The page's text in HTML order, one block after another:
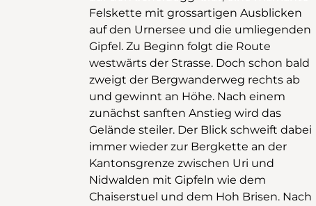
Felskette mit grossartigen Ausblicken
auf den Urnersee und die umliegenden
Gipfel. Zu Beginn folgt die Route
westwärts der Strasse. Doch schon bald
zweigt der Bergwanderweg rechts ab
und gewinnt an Höhe. Nach einem
zunächst sanften Anstieg wird das
Gelände steiler. Der Blick schweift dabei
immer wieder zur Bergkette an der
Kantonsgrenze zwischen Uri und
Nidwalden mit Gipfeln wie dem
Chaiserstuel und dem Hoh Brisen. Nach
im Süden Gipfel wie der Brunnistock, der
Urirotstock und der Schlieren. Im
zweiten Teil der Wanderung folgt die
Route dem Grat ostwärts. Dabei eröffnen
sich immer neue Perspektiven auf den
Urnersee, den südlichsten Arm des
Vierwaldstättersees. In der Ferne ist die
Kantonshauptstadt Altdorf zu erkennen.
Ab Oberbärchi führt der Weg zurück ins
Tal. Der Weg ist durchgehend gut
signalisiert und weist keine
ausgesetzten oder absturzgefährdeten